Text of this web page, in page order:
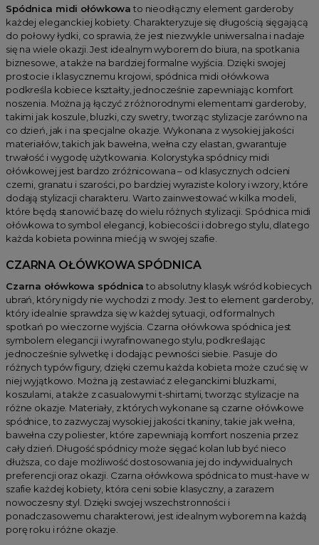
Spódnica midi ołówkowa to nieodłączny element garderoby
każdej eleganckiej kobiety. Charakteryzuje się długością sięgającą
do połowy łydki, co sprawia, że jest niezwykle uniwersalna i nadaje
się na wiele okazji. Jest idealnym wyborem do biura, na spotkania
biznesowe, a także na bardziej formalne wyjścia. Dzięki swojej
prostocie i klasycznemu krojowi, spódnica midi ołówkowa
podkreśla kobiece kształty, jednocześnie zapewniając komfort
noszenia. Można ją łączyć z różnorodnymi elementami garderoby,
takimi jak koszule, bluzki, czy swetry, tworząc stylizacje zarówno na
co dzień, jak i na specjalne okazje. Wykonana z wysokiej jakości
materiałów, takich jak bawełna, wełna czy elastan, gwarantuje
trwałość i wygodę użytkowania. Kolorystyka spódnicy midi
ołówkowej jest bardzo zróżnicowana – od klasycznych odcieni
czerni, granatu i szarości, po bardziej wyraziste kolory i wzory, które
dodają stylizacji charakteru. Warto zainwestować w kilka modeli,
które będą stanowić bazę do wielu różnych stylizacji. Spódnica midi
ołówkowa to symbol elegancji, kobiecości i dobrego stylu, dlatego
każda kobieta powinna mieć ją w swojej szafie.
CZARNA OŁÓWKOWA SPÓDNICA
Czarna ołówkowa spódnica to absolutny klasyk wśród kobiecych
ubrań, który nigdy nie wychodzi z mody. Jest to element garderoby,
który idealnie sprawdza się w każdej sytuacji, od formalnych
spotkań po wieczorne wyjścia. Czarna ołówkowa spódnica jest
symbolem elegancji i wyrafinowanego stylu, podkreślając
jednocześnie sylwetkę i dodając pewności siebie. Pasuje do
różnych typów figury, dzięki czemu każda kobieta może czuć się w
niej wyjątkowo. Można ją zestawiać z eleganckimi bluzkami,
koszulami, a także z casualowymi t-shirtami, tworząc stylizacje na
różne okazje. Materiały, z których wykonane są czarne ołówkowe
spódnice, to zazwyczaj wysokiej jakości tkaniny, takie jak wełna,
bawełna czy poliester, które zapewniają komfort noszenia przez
cały dzień. Długość spódnicy może sięgać kolan lub być nieco
dłuższa, co daje możliwość dostosowania jej do indywidualnych
preferencji oraz okazji. Czarna ołówkowa spódnica to must-have w
szafie każdej kobiety, która ceni sobie klasyczny, a zarazem
nowoczesny styl. Dzięki swojej wszechstronności i
ponadczasowemu charakterowi, jest idealnym wyborem na każdą
porę roku i różne okazje.